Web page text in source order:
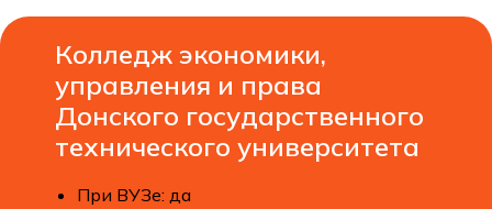
Колледж экономики,
управления и права
Донского государственного
технического университета
При ВУЗе: да